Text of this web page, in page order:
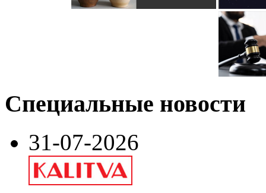
Специальные новости
31-07-2026